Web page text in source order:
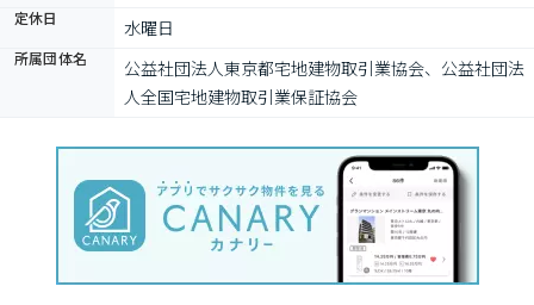
定休日 水曜日
所属団体名
公益社団法⼈東京都宅地建物取引業協会、公益社団法
⼈全国宅地建物取引業保証協会